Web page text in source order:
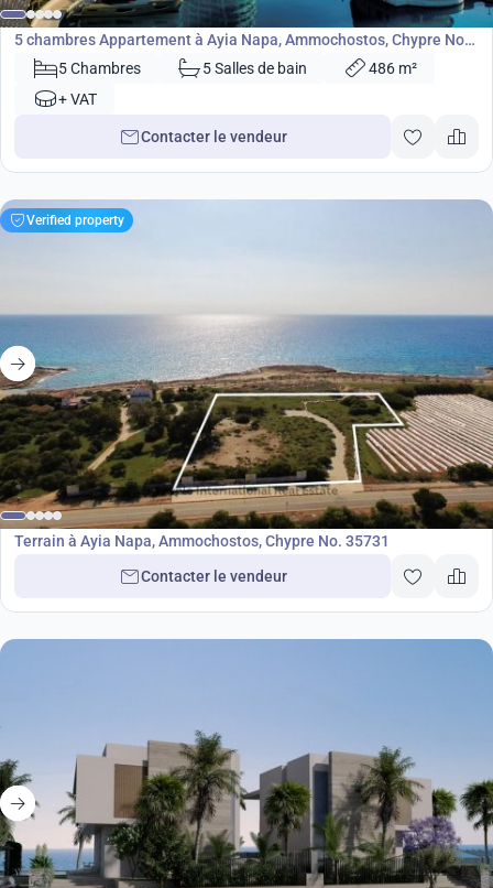
Appartement
5 chambres Appartement à Ayia Napa, Ammochostos, Chypre No.
8014 5 Chambres 5 Salles de bain
486 m²
+ VAT
Contacter le vendeur
Verified property
€6 330 000
Terrain
Terrain à Ayia Napa, Ammochostos, Chypre No. 35731
Contacter le vendeur